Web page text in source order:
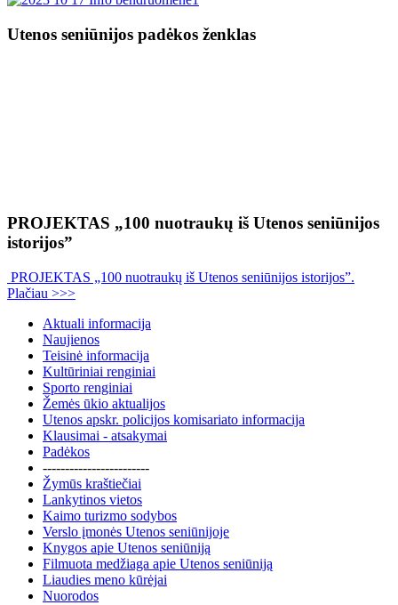
Utenos seniūnijos padėkos ženklas
PROJEKTAS „100 nuotraukų iš Utenos seniūnijos
istorijos”
PROJEKTAS „100 nuotraukų iš Utenos seniūnijos istorijos”.
Plačiau >>>
Aktuali informacija
Naujienos
Teisinė informacija
Kultūriniai renginiai
Sporto renginiai
Žemės ūkio aktualijos
Utenos apskr. policijos komisariato informacija
Klausimai - atsakymai
Padėkos
------------------------
Žymūs kraštiečiai
Lankytinos vietos
Kaimo turizmo sodybos
Verslo įmonės Utenos seniūnijoje
Knygos apie Utenos seniūniją
Filmuota medžiaga apie Utenos seniūniją
Liaudies meno kūrėjai
Nuorodos